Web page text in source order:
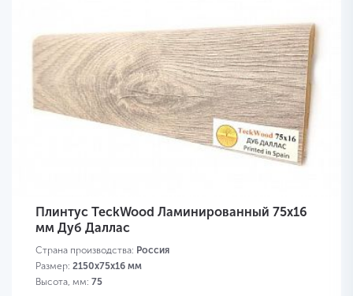
Плинтус TeckWood Ламинированный 75х16
мм Дуб Даллас
Страна производства: Россия
Размер: 2150х75х16 мм
Высота, мм: 75